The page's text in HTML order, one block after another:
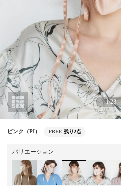
1/23
ピンク（PI） FREE 残り2点
バリエーション